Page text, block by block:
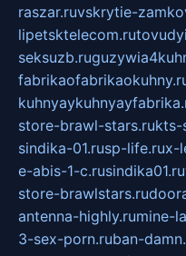
raszar.ruvskrytie-
lipetsktelecom.ru
seksuzb.ru
store-brawl-stars.rukts-
sindika-01.rusp-life.rux-
e-abis-1-c.rusindika01.ru
store-brawlstars.ru
antenna-highly.rumine-
3-sex-porn.ruban-